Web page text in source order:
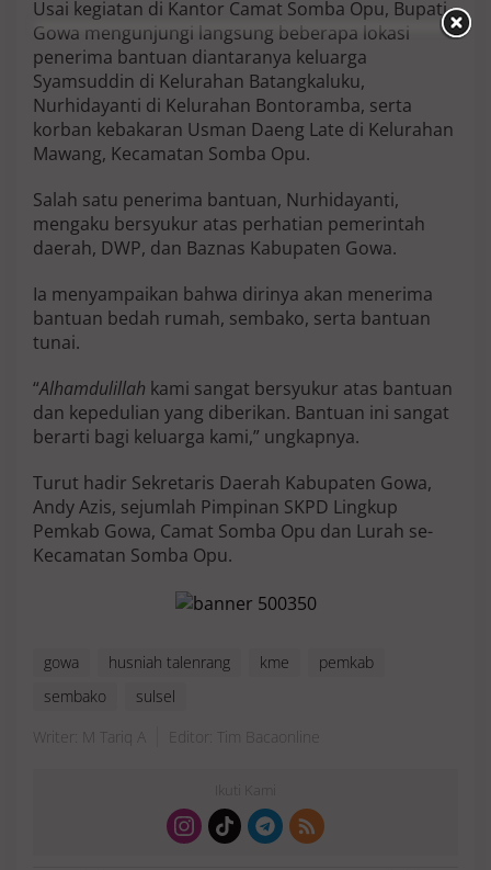
Usai kegiatan di Kantor Camat Somba Opu, Bupati
Gowa mengunjungi langsung beberapa lokasi
penerima bantuan diantaranya keluarga
Syamsuddin di Kelurahan Batangkaluku,
Nurhidayanti di Kelurahan Bontoramba, serta
korban kebakaran Usman Daeng Late di Kelurahan
Mawang, Kecamatan Somba Opu.
Salah satu penerima bantuan, Nurhidayanti,
mengaku bersyukur atas perhatian pemerintah
daerah, DWP, dan Baznas Kabupaten Gowa.
Ia menyampaikan bahwa dirinya akan menerima
bantuan bedah rumah, sembako, serta bantuan
tunai.
“Alhamdulillah kami sangat bersyukur atas bantuan
dan kepedulian yang diberikan. Bantuan ini sangat
berarti bagi keluarga kami,” ungkapnya.
Turut hadir Sekretaris Daerah Kabupaten Gowa,
Andy Azis, sejumlah Pimpinan SKPD Lingkup
Pemkab Gowa, Camat Somba Opu dan Lurah se-
Kecamatan Somba Opu.
gowa husniah talenrang kme
pemkab
sembako
sulsel
Writer: M Tariq A
Editor: Tim Bacaonline